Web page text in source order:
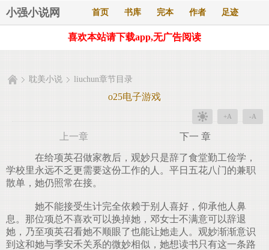
小强小说网 首页 书库 完本 作者 足迹
喜欢本站请下载app,无广告阅读
耽美小说 liuchun章节目录
o25电子游戏
+A -A
上一章 下一 章
在给项英召做家教后，观妙只是辞了食堂勤工俭学，
学校里永远不乏更需要这份工作的人。平日五花八门的兼职
散单，她仍照常在接。
她不能接受生计完全依赖于别人喜好，仰承他人鼻
息。那位项总不喜欢可以换掉她，邓女士不满意可以辞退
她，乃至项英召看她不顺眼了也能让她走人。观妙渐渐意识
到这和她与季安禾关系的微妙相似，她想读书只有这一条路